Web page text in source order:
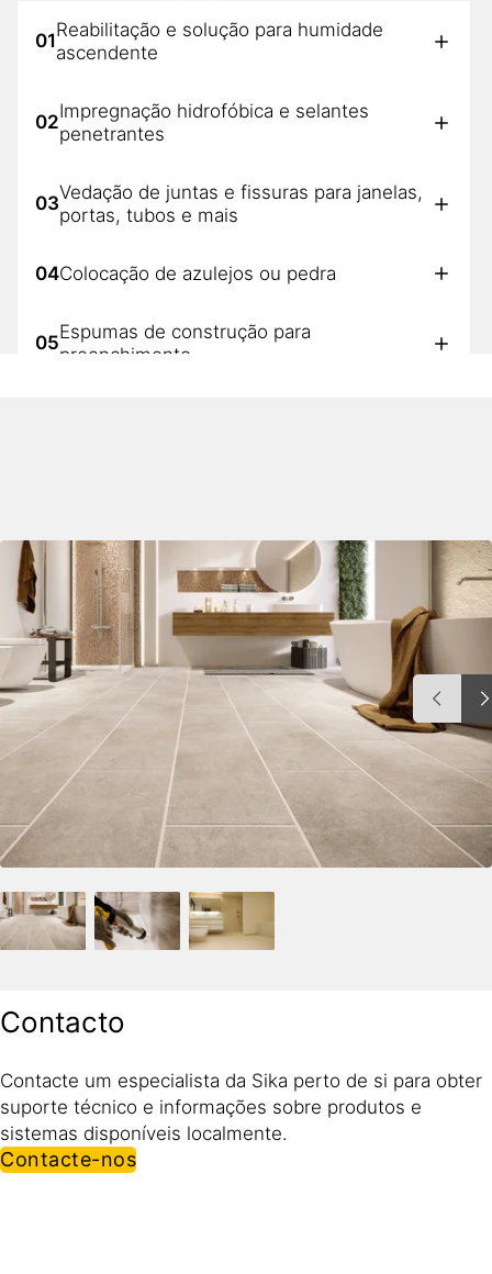
01
Reabilitação e solução para humidade
ascendente
02
Impregnação hidrofóbica e selantes
penetrantes
03
Vedação de juntas e fissuras para janelas,
portas, tubos e mais
04Colocação de azulejos ou pedra
05
Espumas de construção para
preenchimento
08 Fixação de objetos pesados
Contacto
Contacte um especialista da Sika perto de si para obter
suporte técnico e informações sobre produtos e
sistemas disponíveis localmente.
Contacte-nos